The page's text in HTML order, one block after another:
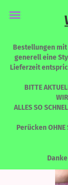
Bestellungen
generell eine
Lieferzeit
BITTE
ALLES SO
Perücken
THE Jenny from